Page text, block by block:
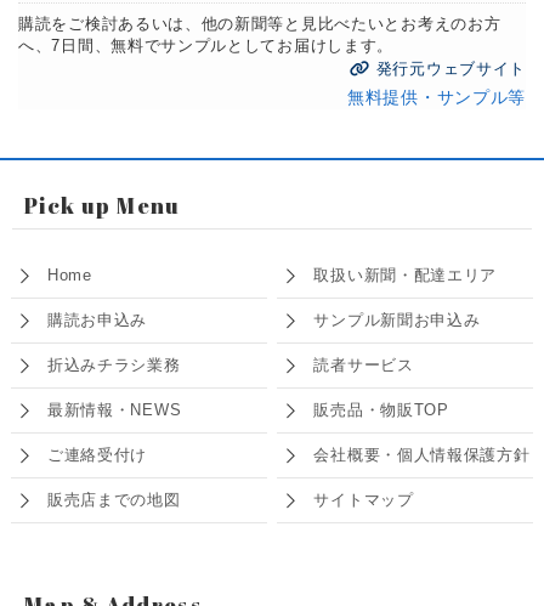
購読をご検討あるいは、他の新聞等と見比べたいとお考えのお方
へ、7日間、無料でサンプルとしてお届けします。
発行元ウェブサイト
無料提供・サンプル等
Pick up Menu
Home 取扱い新聞・配達エリア
購読お申込み サンプル新聞お申込み
折込みチラシ業務 読者サービス
最新情報・NEWS 販売品・物販TOP
ご連絡受付け 会社概要・個人情報保護方針
販売店までの地図 サイトマップ